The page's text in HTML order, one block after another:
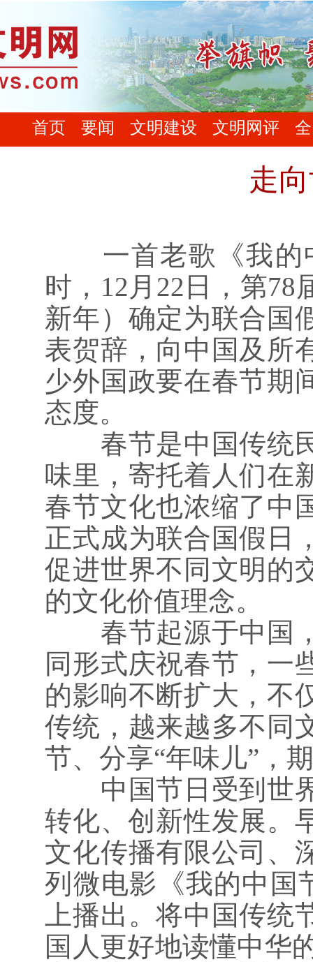
首页 要闻 文明建设 文明网评
走
一首老歌《我的
时，12月22日，第
新年）确定为联合国
表贺辞，向中国及所
少外国政要在春节期
态度。
春节是中国传统民
味里，寄托着人们在
春节文化也浓缩了中
正式成为联合国假日
促进世界不同文明的
的文化价值理念。
春节起源于中国，
同形式庆祝春节，一
的影响不断扩大，不
传统，越来越多不同
节、分享“年味儿”，
中国节日受到世界
转化、创新性发展。
文化传播有限公司、
列微电影《我的中国
上播出。将中国传
国人更好地读懂中华